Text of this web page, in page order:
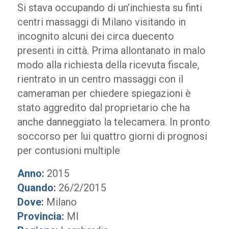
Si stava occupando di un’inchiesta su finti
centri massaggi di Milano visitando in
incognito alcuni dei circa duecento
presenti in città. Prima allontanato in malo
modo alla richiesta della ricevuta fiscale,
rientrato in un centro massaggi con il
cameraman per chiedere spiegazioni è
stato aggredito dal proprietario che ha
anche danneggiato la telecamera. In pronto
soccorso per lui quattro giorni di prognosi
per contusioni multiple
Anno: 2015
Quando: 26/2/2015
Dove: Milano
Provincia: MI